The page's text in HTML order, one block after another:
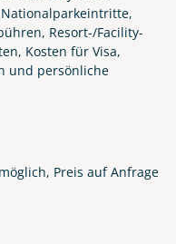
Resort-/Facility-
Kosten für Visa,
und persönliche
Preis auf Anfrage